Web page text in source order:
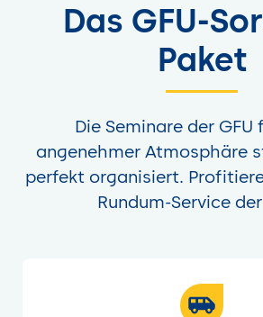
Das GFU-
Paket
Die Seminare der GFU
angenehmer Atmosphäre
perfekt organisiert.
Rundum-Service der